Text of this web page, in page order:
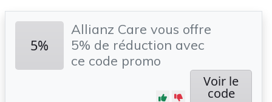
5%
Allianz Care vous offre
5% de réduction avec
ce code promo
Voir le
code